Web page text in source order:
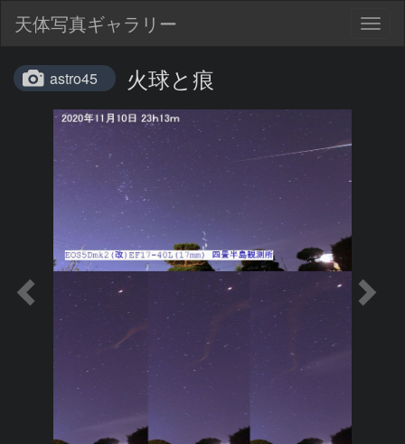
天体写真ギャラリー
astro45 火球と痕